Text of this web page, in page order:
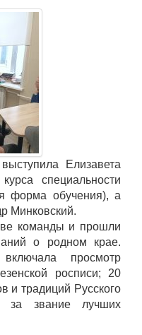
Елизавета
специальности
форма обучения), а
Минковский.
команды и прошли
о родном крае.
просмотр
росписи; 20
и традиций Русского
за звание лучших